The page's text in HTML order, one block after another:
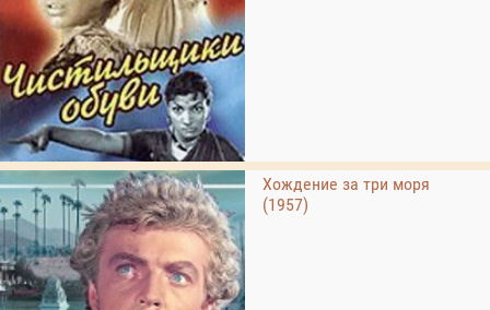
Хождение за три моря
(1957)